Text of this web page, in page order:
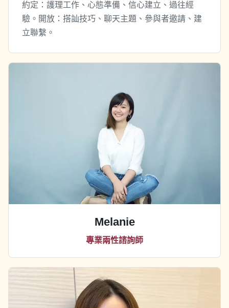
約定：護理工作、心態準備、信心建立、過往經
驗。開放：搭訕技巧、聊天主題、參與者邀請、建
立聯繫。
Melanie
專業兩性諮詢師